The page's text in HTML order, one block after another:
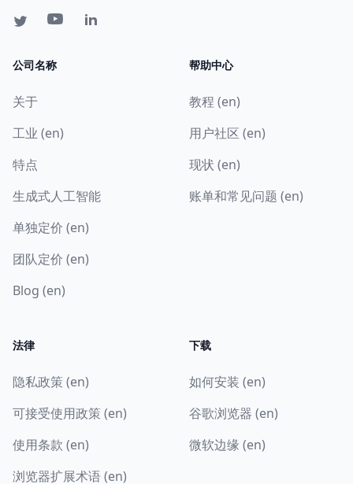
公司名称
关于
工业 (en)
特点
生成式人工智能
单独定价 (en)
团队定价 (en)
Blog (en)
帮助中心
教程 (en)
用户社区 (en)
现状 (en)
账单和常见问题 (en)
法律
隐私政策 (en)
可接受使用政策 (en)
使用条款 (en)
浏览器扩展术语 (en)
下载
如何安装 (en)
谷歌浏览器 (en)
微软边缘 (en)